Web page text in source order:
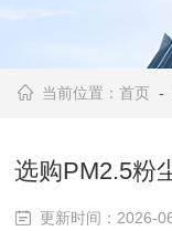
当前位置：首页 -
选购PM2.5粉
更新时间：2026-